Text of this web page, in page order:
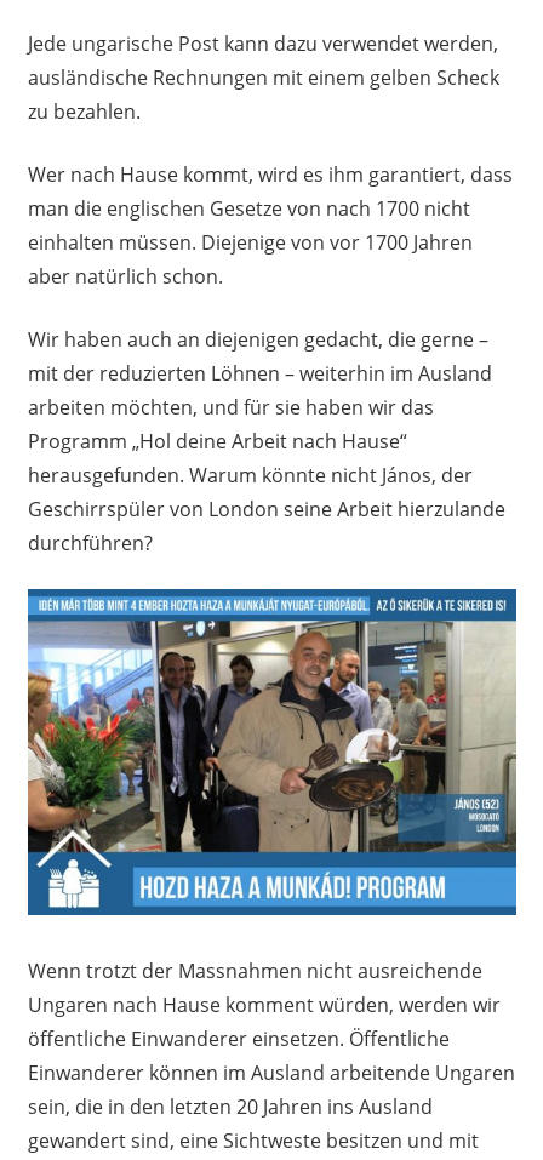
Jede ungarische Post kann dazu verwendet werden,
ausländische Rechnungen mit einem gelben Scheck
zu bezahlen.
Wer nach Hause kommt, wird es ihm garantiert, dass
man die englischen Gesetze von nach 1700 nicht
einhalten müssen. Diejenige von vor 1700 Jahren
aber natürlich schon.
Wir haben auch an diejenigen gedacht, die gerne –
mit der reduzierten Löhnen – weiterhin im Ausland
arbeiten möchten, und für sie haben wir das
Programm „Hol deine Arbeit nach Hause“
herausgefunden. Warum könnte nicht János, der
Geschirrspüler von London seine Arbeit hierzulande
durchführen?
Wenn trotzt der Massnahmen nicht ausreichende
Ungaren nach Hause komment würden, werden wir
öffentliche Einwanderer einsetzen. Öffentliche
Einwanderer können im Ausland arbeitende Ungaren
sein, die in den letzten 20 Jahren ins Ausland
gewandert sind, eine Sichtweste besitzen und mit